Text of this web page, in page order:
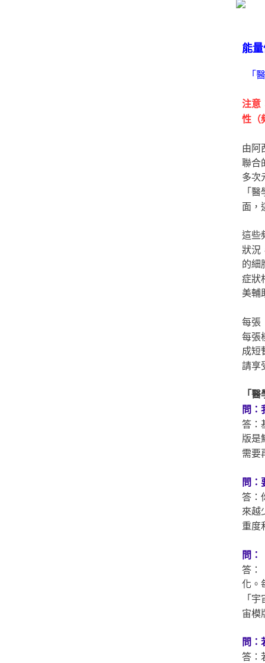
能
「
注意
性（
由阿
聯合
多次
「
面，
這些
狀況
的細
症狀
美輔
每張
每張
成短
請享
「
問：
答：
版是
需要
問：
答：
來越
重度
問：
答：
化。
「
宙模
問：
答：